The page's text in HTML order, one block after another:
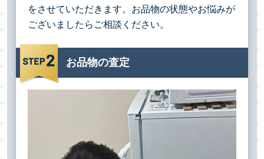
をさせていただきます。お品物の状態やお悩みが
ございましたらご相談ください。
お品物の査定